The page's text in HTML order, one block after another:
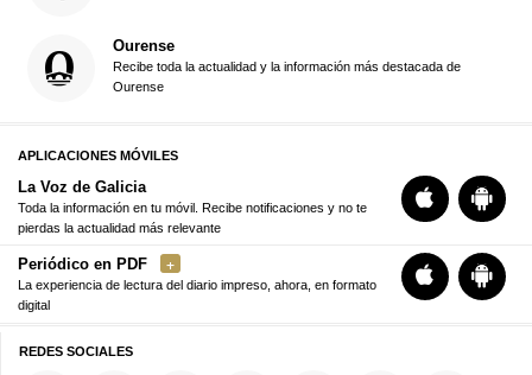
Ourense
Recibe toda la actualidad y la información más destacada de
Ourense
APLICACIONES MÓVILES
La Voz de Galicia
Toda la información en tu móvil. Recibe notificaciones y no te
pierdas la actualidad más relevante
Periódico en PDF
La experiencia de lectura del diario impreso, ahora, en formato
digital
REDES SOCIALES